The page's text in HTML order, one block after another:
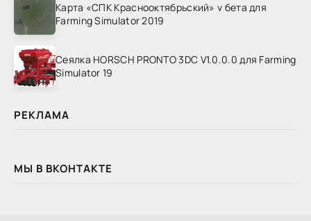
Карта «СПК Краснооктябрьский» v бета для
Farming Simulator 2019
Сеялка HORSCH PRONTO 3DC V1.0.0.0 для Farming
Simulator 19
РЕКЛАМА
МЫ В ВКОНТАКТЕ